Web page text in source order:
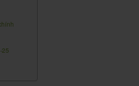
25